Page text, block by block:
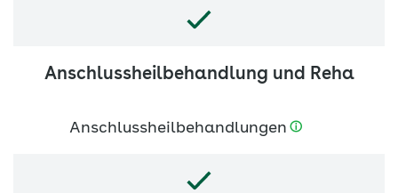
Anschlussheilbehandlung und Reha
Anschlussheilbehandlungen